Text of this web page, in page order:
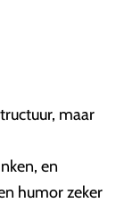
maar
en
humor zeker